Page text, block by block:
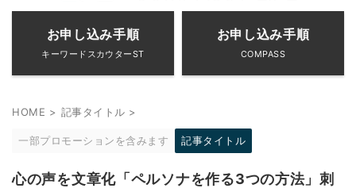
お申し込み手順
キーワードスカウターST
お申し込み手順
COMPASS
HOME > 記事タイトル >
一部プロモーションを含みます 記事タイトル
心の声を文章化「ペルソナを作る3つの方法」刺